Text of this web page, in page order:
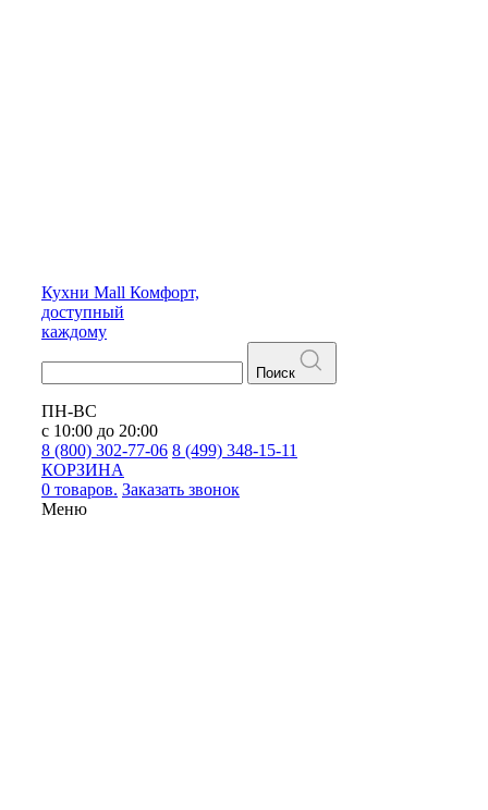
Кухни Mall Комфорт,
доступный
каждому
Поиск
ПН-ВС
с 10:00 до 20:00
8 (800) 302-77-06 8 (499) 348-15-11
КОРЗИНА
0 товаров. Заказать звонок
Меню